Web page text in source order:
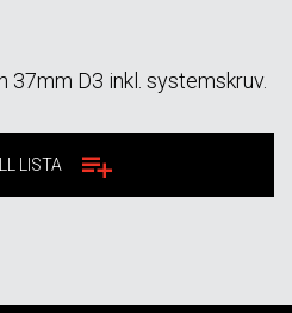
D3 inkl. systemskruv.
LISTA